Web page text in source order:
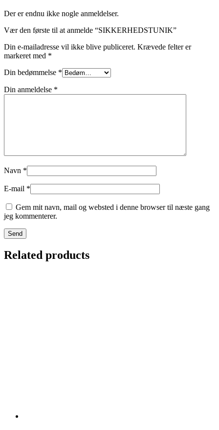
Der er endnu ikke nogle anmeldelser.
Vær den første til at anmelde “SIKKERHEDSTUNIK”
Din e-mailadresse vil ikke blive publiceret. Krævede felter er
markeret med *
Din bedømmelse *
Din anmeldelse *
Navn *
E-mail *
Gem mit navn, mail og websted i denne browser til næste gang
jeg kommenterer.
Related products